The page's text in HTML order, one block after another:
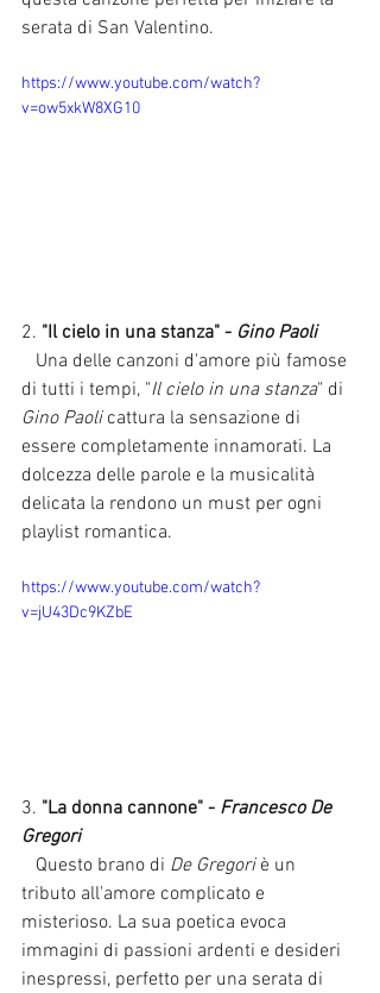
serata di San Valentino.
https://www.youtube.com/watch?
v=ow5xkW8XG10
2. "Il cielo in una stanza" - Gino Paoli
Una delle canzoni d'amore più famose
di tutti i tempi, "Il cielo in una stanza" di
Gino Paoli cattura la sensazione di
essere completamente innamorati. La
dolcezza delle parole e la musicalità
delicata la rendono un must per ogni
playlist romantica.
https://www.youtube.com/watch?
v=jU43Dc9KZbE
3. "La donna cannone" - Francesco De
Gregori
Questo brano di De Gregori è un
tributo all'amore complicato e
misterioso. La sua poetica evoca
immagini di passioni ardenti e desideri
inespressi, perfetto per una serata di